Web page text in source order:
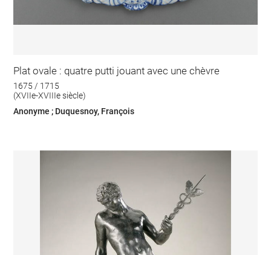
Plat ovale : quatre putti jouant avec une chèvre
1675 / 1715
(XVIIe-XVIIIe siècle)
Anonyme ; Duquesnoy, François